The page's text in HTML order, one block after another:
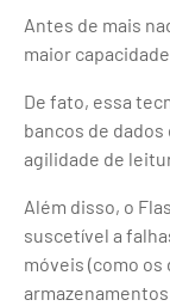
Antes de mais
maior
De fato, essa
bancos de dados
agilidade de
Além disso, o
suscetível a
móveis (como